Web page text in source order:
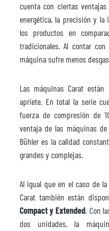
cuenta con ciertas
energética, la precisión y
los productos en
tradicionales. Al contar
máquina sufre menos
Las máquinas Carat
apriete. En total la serie
fuerza de compresión de
ventaja de las máquinas
Bühler es la calidad
grandes y complejas.
Al igual que en el caso de
Carat también están
Compact y Extended. Con
dos unidades, la